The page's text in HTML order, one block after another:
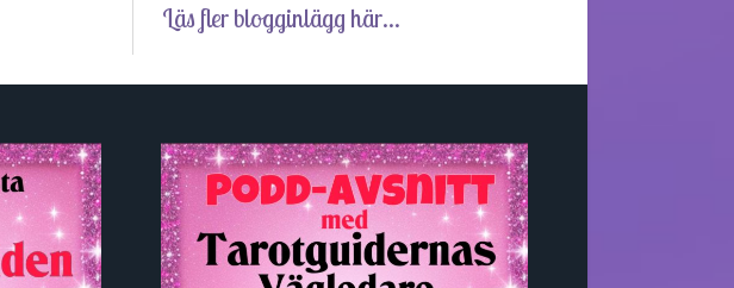
Läs fler blogginlägg här...